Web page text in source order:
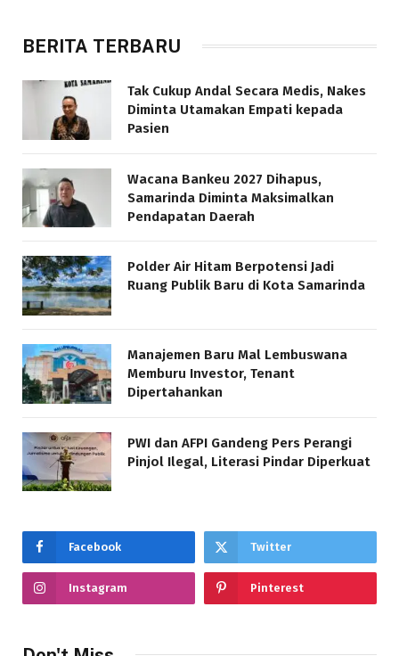
BERITA TERBARU
Tak Cukup Andal Secara Medis, Nakes
Diminta Utamakan Empati kepada
Pasien
Wacana Bankeu 2027 Dihapus,
Samarinda Diminta Maksimalkan
Pendapatan Daerah
Polder Air Hitam Berpotensi Jadi
Ruang Publik Baru di Kota Samarinda
Manajemen Baru Mal Lembuswana
Memburu Investor, Tenant
Dipertahankan
PWI dan AFPI Gandeng Pers Perangi
Pinjol Ilegal, Literasi Pindar Diperkuat
Facebook Twitter
Instagram Pinterest